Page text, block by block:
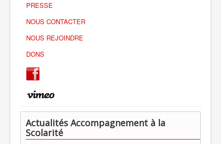
PRESSE
NOUS CONTACTER
NOUS REJOINDRE
DONS
Actualités Accompagnement à la
Scolarité